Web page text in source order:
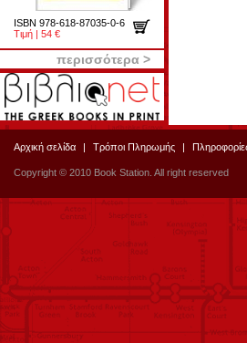
ISBN 978-618-87035-0-6
Τιμή | 54 €
περισσότερα >
Αρχική σελίδα | Τρόποι Πληρωμής |
Copyright © 2010 Book Station. All right reserved